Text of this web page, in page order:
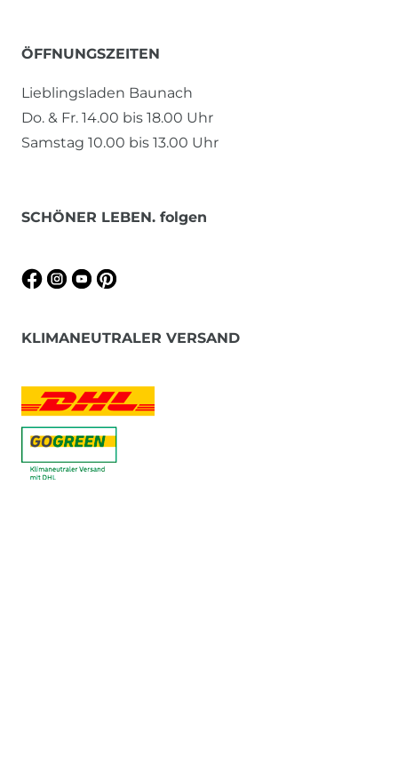
ÖFFNUNGSZEITEN
Lieblingsladen Baunach
Do. & Fr. 14.00 bis 18.00 Uhr
Samstag 10.00 bis 13.00 Uhr
SCHÖNER LEBEN. folgen
KLIMANEUTRALER VERSAND